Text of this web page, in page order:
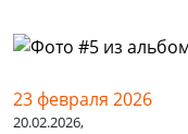
23 февраля 2026
20.02.2026,